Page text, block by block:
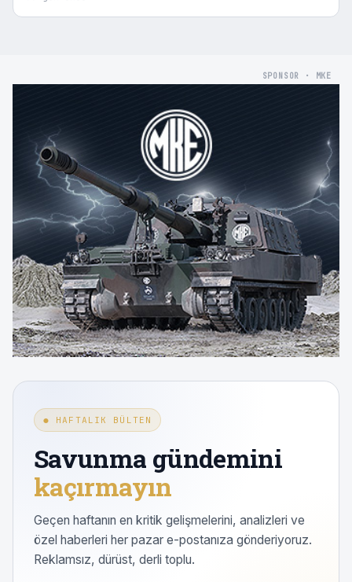
SPONSOR · MKE
● HAFTALIK BÜLTEN
Savunma gündemini
kaçırmayın
Geçen haftanın en kritik gelişmelerini, analizleri ve
özel haberleri her pazar e-postanıza gönderiyoruz.
Reklamsız, dürüst, derli toplu.